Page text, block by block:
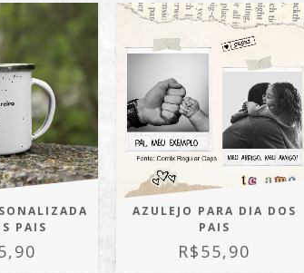
PAIS
AZULEJO PARA DIA DOS
PAIS
R$55,90